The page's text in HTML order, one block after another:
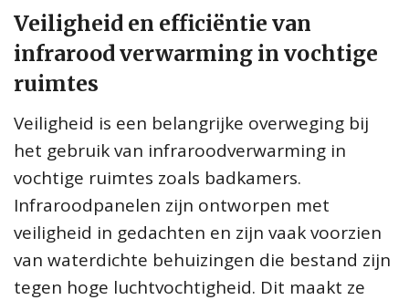
Veiligheid en efficiëntie van
infrarood verwarming in vochtige
ruimtes
Veiligheid is een belangrijke overweging bij
het gebruik van infraroodverwarming in
vochtige ruimtes zoals badkamers.
Infraroodpanelen zijn ontworpen met
veiligheid in gedachten en zijn vaak voorzien
van waterdichte behuizingen die bestand zijn
tegen hoge luchtvochtigheid. Dit maakt ze